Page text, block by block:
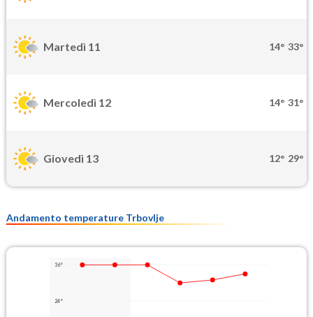
Martedì 11 14° 33°
Mercoledì 12 14° 31°
Giovedì 13 12° 29°
Andamento temperature Trbovlje
36°
24°